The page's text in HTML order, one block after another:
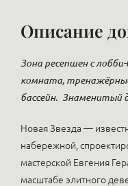
Описание
Зона ресепшен с
комната,
бассейн. Знаменитый
Новая Звезда —
набережной,
мастерской Евгения
масштабе элитного